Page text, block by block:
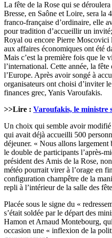
La fête de la Rose qui se
Bresse, en Saône et Loire, sera la
franco-française d’ordinaire, elle
pour tradition d’accueillir un
Royal ou encore Pierre Moscovici
aux affaires économiques ont été
Mais c’est la première fois que le
l’international. Cette année, la fête
l’Europe. Après avoir songé à
organisateurs ont choisi d’inviter
finances grec, Yanis Varoufakis.
>>Lire : Varoufakis, le ministre
Un choix qui semble avoir modifié
qui avait déjà accueilli 500
déjeuner. « Nous allons largement
le double de participants l’après-
président des Amis de la Rose,
météo pourrait virer à l’orage en
configuration champêtre de la
repli à l’intérieur de la salle des
Placée sous le signe du «
s’était soldée par le départ des
Hamon et Arnaud Montebourg,
occasion une « inflexion de la